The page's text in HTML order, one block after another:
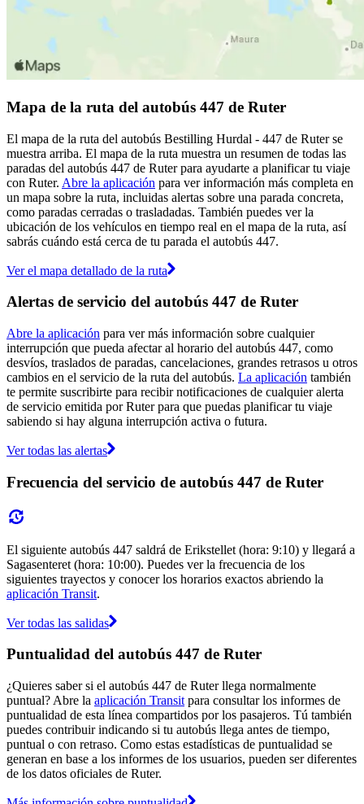
Mapa de la ruta del autobús 447 de Ruter
El mapa de la ruta del autobús Bestilling Hurdal - 447 de Ruter se
muestra arriba. El mapa de la ruta muestra un resumen de todas las
paradas del autobús 447 de Ruter para ayudarte a planificar tu viaje
con Ruter. Abre la aplicación para ver información más completa en
un mapa sobre la ruta, incluidas alertas sobre una parada concreta,
como paradas cerradas o trasladadas. También puedes ver la
ubicación de los vehículos en tiempo real en el mapa de la ruta, así
sabrás cuándo está cerca de tu parada el autobús 447.
Ver el mapa detallado de la ruta
Alertas de servicio del autobús 447 de Ruter
Abre la aplicación para ver más información sobre cualquier
interrupción que pueda afectar al horario del autobús 447, como
desvíos, traslados de paradas, cancelaciones, grandes retrasos u otros
cambios en el servicio de la ruta del autobús. La aplicación también
te permite suscribirte para recibir notificaciones de cualquier alerta
de servicio emitida por Ruter para que puedas planificar tu viaje
sabiendo si hay alguna interrupción activa o futura.
Ver todas las alertas
Frecuencia del servicio de autobús 447 de Ruter
El siguiente autobús 447 saldrá de Erikstellet (hora: 9:10) y llegará a
Sagasenteret (hora: 10:00). Puedes ver la frecuencia de los
siguientes trayectos y conocer los horarios exactos abriendo la
aplicación Transit.
Ver todas las salidas
Puntualidad del autobús 447 de Ruter
¿Quieres saber si el autobús 447 de Ruter llega normalmente
puntual? Abre la aplicación Transit para consultar los informes de
puntualidad de esta línea compartidos por los pasajeros. Tú también
puedes contribuir indicando si tu autobús llega antes de tiempo,
puntual o con retraso. Como estas estadísticas de puntualidad se
generan en base a los informes de los usuarios, pueden ser diferentes
de los datos oficiales de Ruter.